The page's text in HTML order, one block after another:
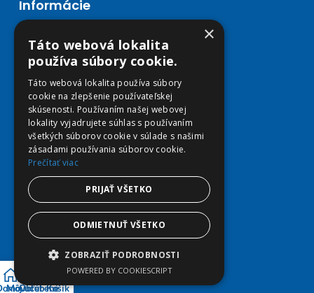
Informácie
Kontakt
Všeobecné obchodné podmienky
Zásady spracovania osobných údajov
Zásady používania súborov cookies
Súhlas dotknutej osoby
Formulár na odstúpenie od zmluvy
Predaj
Môj účet
Obľúbené
Košík
Doprava a platba
Môj účet
ObľúbenéKošík
×
Táto webová lokalita
používa súbory cookie.
Táto webová lokalita používa súbory
cookie na zlepšenie používateľskej
skúsenosti. Používaním našej webovej
lokality vyjadrujete súhlas s používaním
všetkých súborov cookie v súlade s našimi
zásadami používania súborov cookie.
Prečítať viac
PRIJAŤ VŠETKO
ODMIETNUŤ VŠETKO
ZOBRAZIŤ PODROBNOSTI
POWERED BY COOKIESCRIPT